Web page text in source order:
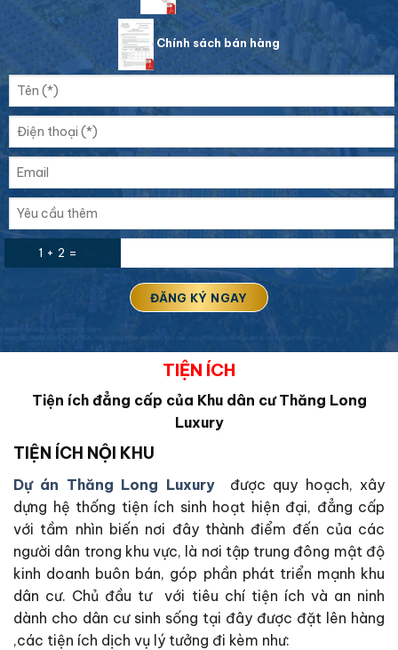
Chính sách bán hàng
1 + 2 =
TIỆN ÍCH
Tiện ích đẳng cấp của Khu dân cưThăng Long
Luxury
TIỆN ÍCH NỘI KHU
Dự án Thăng Long Luxury
được quy hoạch, xây
dựng hệ thống tiện ích sinh hoạt hiện đại, đẳng cấp
với tầm nhìn biến nơi đây thành điểm đến của các
người dân trong khu vực, là nơi tập trung đông mật độ
kinh doanh buôn bán, góp phần phát triển mạnh khu
dân cư. Chủ đầu tư với tiêu chí tiện ích và an ninh
dành cho dân cư sinh sống tại đây được đặt lên hàng
,các tiện ích dịch vụ lý tưởng đi kèm như: